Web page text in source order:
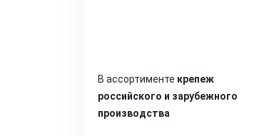
В ассортименте крепеж
российского и зарубежного
производства